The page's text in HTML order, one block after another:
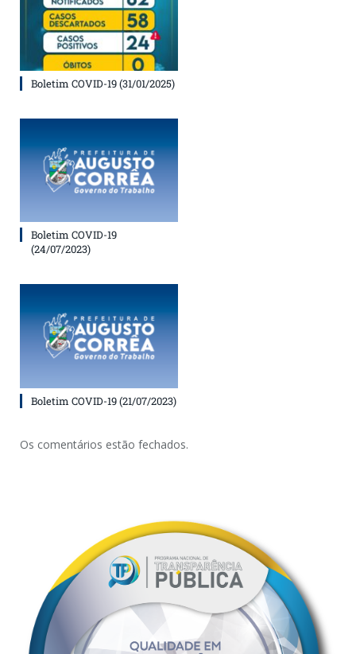
Boletim COVID-19 (31/01/2025)
Boletim COVID-19
(24/07/2023)
Boletim COVID-19 (21/07/2023)
Os comentários estão fechados.